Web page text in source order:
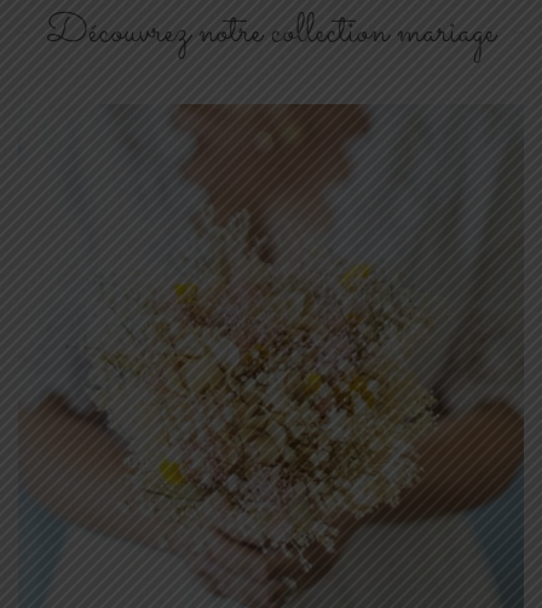
Découvrez notre collection mariage